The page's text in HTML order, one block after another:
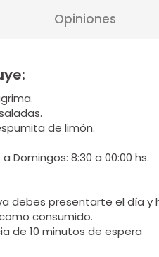
Opiniones
de limón.
Domingos: 8:30 a 00:00 hs.
debes presentarte el día y
consumido.
de 10 minutos de espera